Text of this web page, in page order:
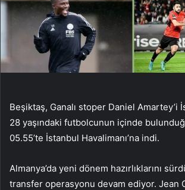
Beşiktaş, Ganalı stoper Daniel Amartey’i
28 yaşındaki futbolcunun içinde
05.55’te İstanbul Havalimanı’na indi.
Almanya’da yeni dönem hazırlıklarını
transfer operasyonu devam ediyor. Jean